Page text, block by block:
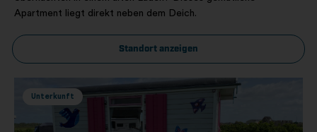
Apartment liegt direkt neben dem Deich.
Standort anzeigen
Unterkunft